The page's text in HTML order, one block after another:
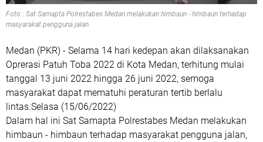
Foto : Sat Samapta Polrestabes Medan melakukan himbaun - himbaun terhadap
masyarakat pengguna jalan
Medan (PKR) - Selama 14 hari kedepan akan dilaksanakan
Oprerasi Patuh Toba 2022 di Kota Medan, terhitung mulai
tanggal 13 juni 2022 hingga 26 juni 2022, semoga
masyarakat dapat mematuhi peraturan tertib berlalu
lintas.Selasa (15/06/2022)
Dalam hal ini Sat Samapta Polrestabes Medan melakukan
himbaun - himbaun terhadap masyarakat pengguna jalan,